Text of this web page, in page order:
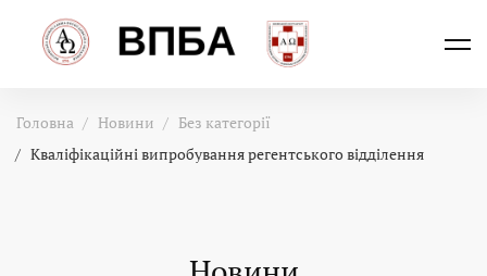
Головна Новини
Без категорії
Кваліфікаційні випробування регентського відділення